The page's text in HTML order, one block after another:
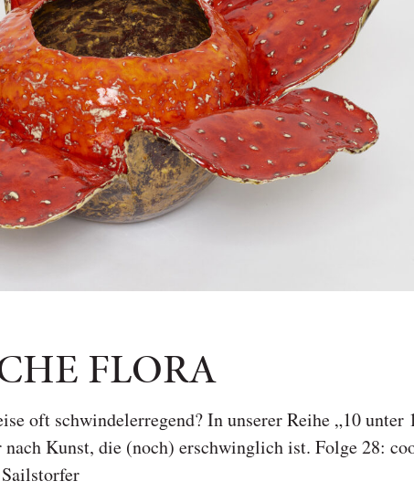
FLORA
oft schwindelerregend? In unserer Reihe „10 unter
Kunst, die (noch) erschwinglich ist. Folge 28: